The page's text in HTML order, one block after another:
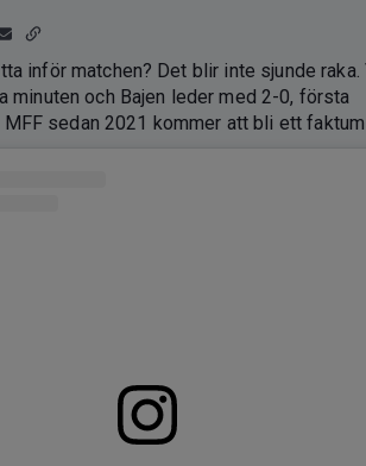
inför matchen? Det blir inte sjunde raka.
minuten och Bajen leder med 2-0, första
MFF sedan 2021 kommer att bli ett